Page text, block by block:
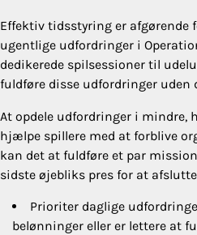
Effektiv tidsstyring er afgørende
ugentlige udfordringer i
dedikerede spilsessioner til
fuldføre disse udfordringer uden
At opdele udfordringer i mindre,
hjælpe spillere med at forblive
kan det at fuldføre et par
sidste øjebliks pres for at
Prioriter daglige
belønninger eller er lettere at